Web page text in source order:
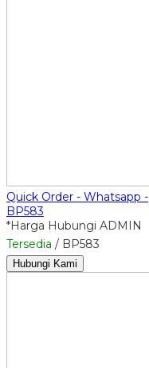
Quick Order - Whatsapp -
BP583
*Harga Hubungi ADMIN
Tersedia / BP583
Hubungi Kami